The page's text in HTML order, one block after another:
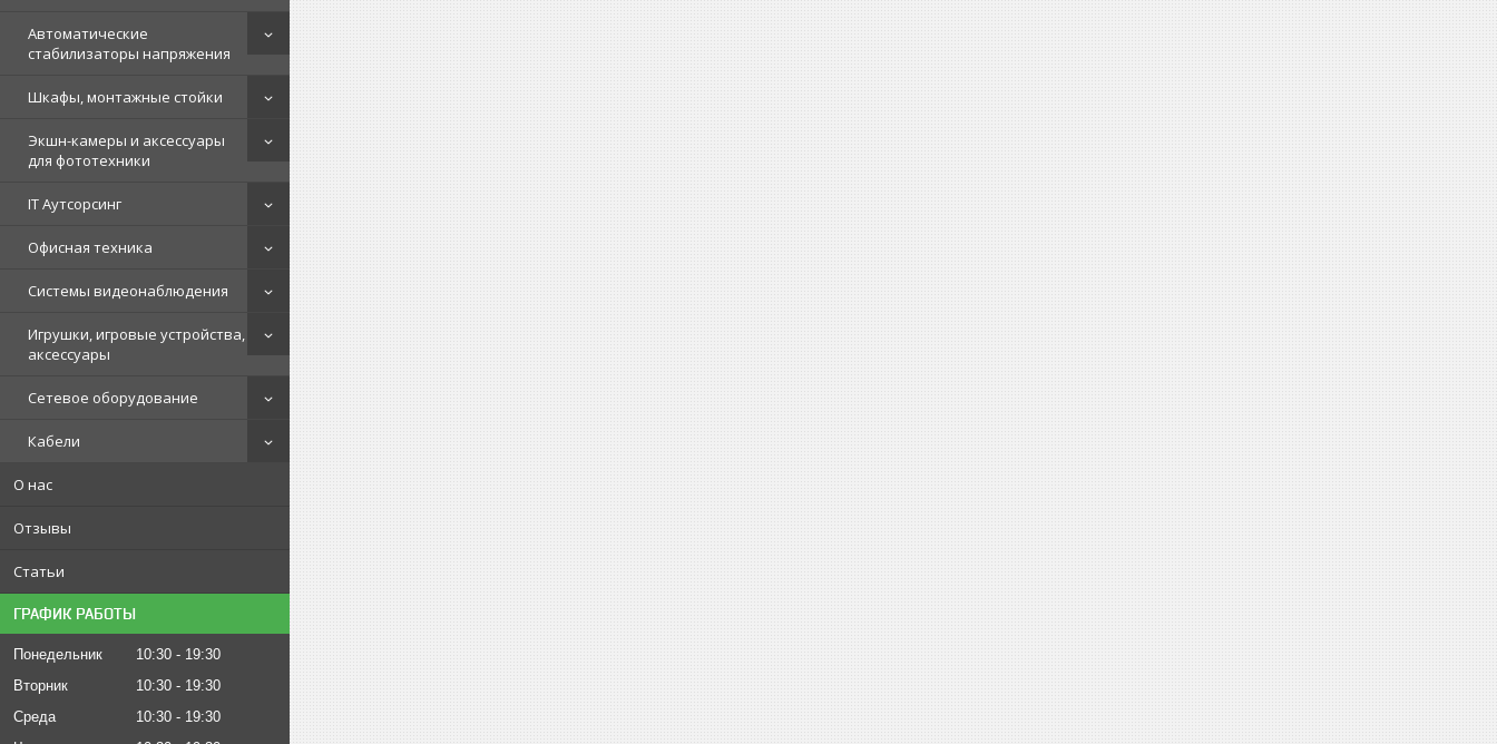
Автоматические
стабилизаторы напряжения
Шкафы, монтажные стойки
Экшн-камеры и аксессуары
для фототехники
IT Аутсорсинг
Офисная техника
Системы видеонаблюдения
Игрушки, игровые устройства,
аксессуары
Сетевое оборудование
Кабели
О нас
Отзывы
Статьи
ГРАФИК РАБОТЫ
Понедельник 10:30
19:30
Вторник
10:30
19:30
Среда
10:30
19:30